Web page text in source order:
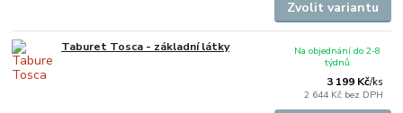
Zvolit variantu
Taburet Tosca - základní látky
3 199 Kč/ks
2 644 Kč bez DPH
Na objednání do 2-8
týdnů